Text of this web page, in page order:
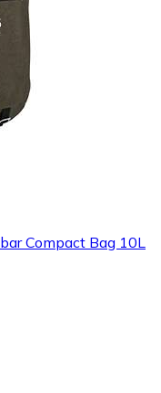
Compact Bag 10L